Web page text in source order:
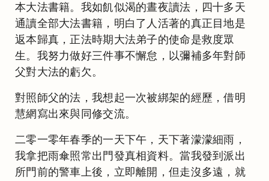
本大法書籍。我如飢似渴的晝夜讀法，四十多天
通讀全部大法書籍，明白了人活著的真正目地是
返本歸真，正法時期大法弟子的使命是救度眾
生。我努力做好三件事不懈怠，以彌補多年對師
父對大法的虧欠。
對照師父的法，我想起一次被綁架的經歷，借明
慧網寫出來與同修交流。
二零一零年春季的一天下午，天下著濛濛細雨，
我拿把雨傘照常出門發真相資料。當我發到派出
所門前的警車上後，立即離開，但走沒多遠，就